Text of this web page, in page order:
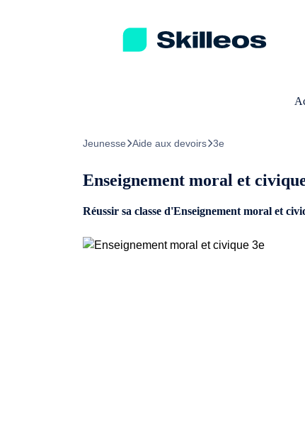
Passez directement au contenu principal
Jeunesse Aide aux devoirs 3e
Enseignement moral et
Réussir sa classe d'Enseignement moral et